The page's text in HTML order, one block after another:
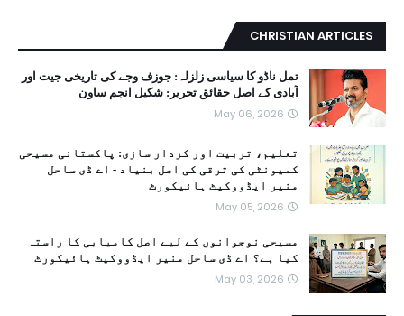
CHRISTIAN ARTICLES
تمل ناڈو کا سیاسی زلزلہ: جوزف وجے کی تاریخی جیت اور
آبادی کے اصل حقائق تحریر: شکیل انجم ساون
May 06, 2026
تعلیم، تربیت اور کردار سازی: پاکستانی مسیحی
کمیونٹی کی ترقی کی اصل بنیاد - اے ڈی ساحل
منیر ایڈووکیٹ ہائیکورٹ
May 05, 2026
مسیحی نوجوانوں کے لیے اصل کامیابی کا راستہ
کیا ہے؟ اے ڈی ساحل منیر ایڈووکیٹ ہائیکورٹ
May 03, 2026